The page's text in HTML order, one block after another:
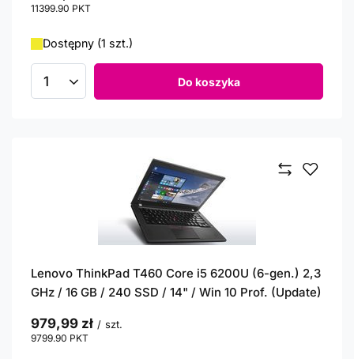
11399.90 PKT
Dostępny (1 szt.)
Ilość produktów Do koszyka
Lenovo ThinkPad T460 Core i5 6200U (6-gen.) 2,3
GHz / 16 GB / 240 SSD / 14" / Win 10 Prof. (Update)
979,99 zł / szt.
9799.90 PKT